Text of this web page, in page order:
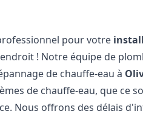
pour votre
! Notre équipe de
de chauffe-eau à
de chauffe-eau, que ce
Nous offrons des délais